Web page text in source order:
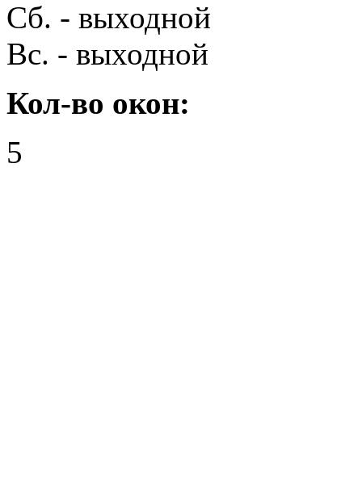
Сб. - выходной
Вс. - выходной
Кол-во окон:
5